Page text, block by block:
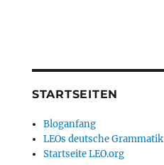
STARTSEITEN
Bloganfang
LEOs deutsche Grammatik
Startseite LEO.org